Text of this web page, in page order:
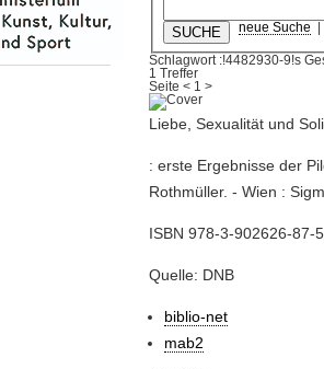
neue Suche
Schlagwort :!4482930-9!s
1 Treffer
Seite< 1 >
Liebe, Sexualität und
: erste Ergebnisse der
Rothmüller. - Wien :
ISBN 978-3-902626-87-
Quelle: DNB
biblio-net
mab2